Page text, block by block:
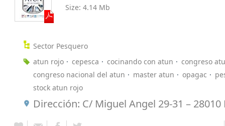
Size: 4.14 Mb
Sector Pesquero
atun rojo
cepesca cocinando con atun
congreso
congreso nacional del atun
master atun opagac
stock atun rojo
Dirección: C/ Miguel Angel 29-31 – 28010